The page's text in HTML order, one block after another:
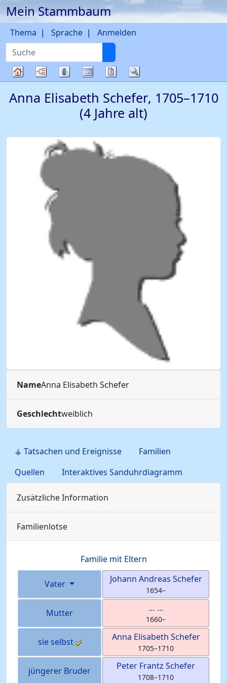
Weiter zu Hauptseite
Mein Stammbaum
Suche
Thema Sprache Anmelden
Diagramme
Listen KalenderBerichte
Anna Elisabeth Schefer, 1705–1710
(4 Jahre alt)
NameAnna Elisabeth Schefer
Geschlechtweiblich
⚶ Tatsachen und Ereignisse
Familien
Quellen
Interaktives Sanduhrdiagramm
Zusätzliche Information
Familienlotse
Familie mit Eltern
Vater Johann Andreas Schefer
1654–
Mutter … …
1660–
sie selbst Anna Elisabeth Schefer
1705–1710
jüngerer Bruder Peter Frantz Schefer
1708–1710